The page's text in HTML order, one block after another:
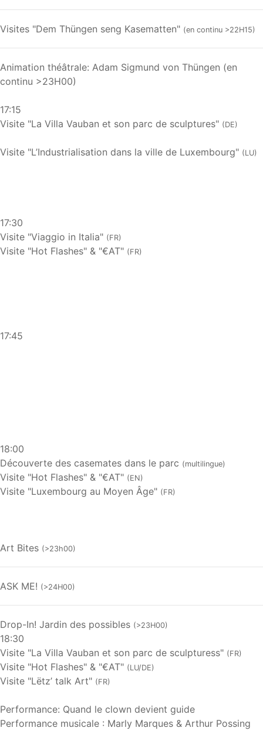
Visites "Dem Thüngen seng Kasematten" (en continu >22H15)
Animation théâtrale: Adam Sigmund von Thüngen (en
continu >23H00)
17:15
Visite "La Villa Vauban et son parc de sculptures" (DE)
Visite "L’Industrialisation dans la ville de Luxembourg" (LU)
17:30
Visite "Viaggio in Italia" (FR)
Visite "Hot Flashes" & "€AT" (FR)
17:45
18:00
Découverte des casemates dans le parc (multilingue)
Visite "Hot Flashes" & "€AT" (EN)
Visite "Luxembourg au Moyen Âge" (FR)
Art Bites (>23h00)
ASK ME! (>24H00)
Drop-In! Jardin des possibles (>23H00)
18:30
Visite "La Villa Vauban et son parc de sculpturess" (FR)
Visite "Hot Flashes" & "€AT" (LU/DE)
Visite "Lëtz’ talk Art" (FR)
Performance: Quand le clown devient guide
Performance musicale : Marly Marques & Arthur Possing